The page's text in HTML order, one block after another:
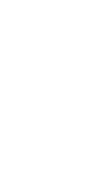
CLARKSON
CLAUDE